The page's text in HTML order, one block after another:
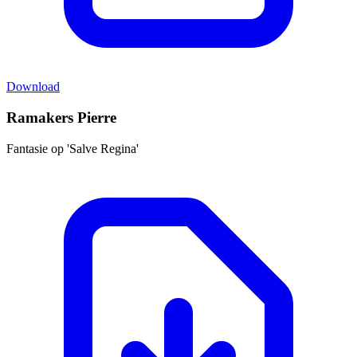
Download
Ramakers Pierre
Fantasie op 'Salve Regina'